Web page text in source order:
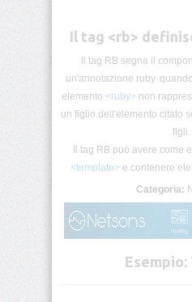
HTML
Block
HTML5
Categorie
Commenti
Condizionali
Il tag <rb>
Il tag RB segna il
un'annotazione ruby.
elemento <ruby>non
un figlio dell'elemento citato
figli.
Il tag RB può avere come
<template> e contenere
Categoria:
Esempio: